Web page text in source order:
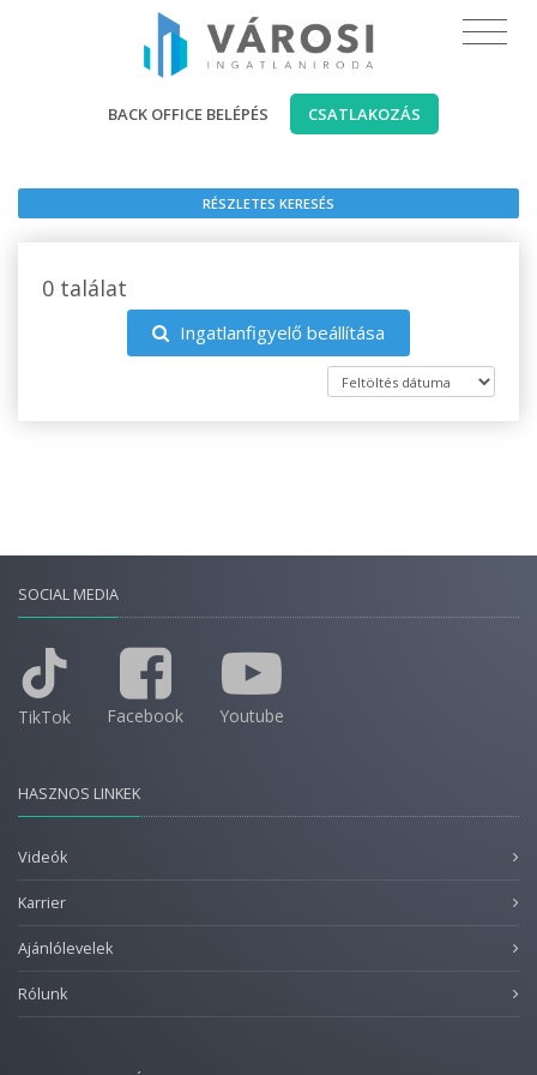
BACK OFFICE BELÉPÉS CSATLAKOZÁS
RÉSZLETES KERESÉS
0 találat
Ingatlanfigyelő beállítása
SOCIAL MEDIA
TikTok Facebook Youtube
HASZNOS LINKEK
Videók
Karrier
Ajánlólevelek
Rólunk